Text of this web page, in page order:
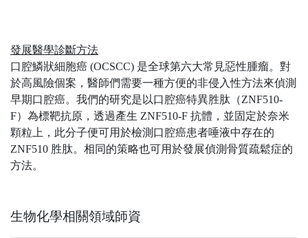
發展醫學診斷方法
口腔鱗狀細胞癌 (OCSCC) 是全球第六大常見惡性腫瘤。對
於高風險個案，醫師們需要一種方便的非侵入性方法來偵測
早期口腔癌。我們的研究是以口腔癌特異胜肽（ZNF510-
F）為標靶抗原，透過產生 ZNF510-F 抗體，並固定於奈米
顆粒上，此分子便可用於檢測口腔癌患者唾液中存在的
ZNF510 胜肽。相同的策略也可用於發展偵測骨質疏鬆症的
方法。
生物化學相關領域師資